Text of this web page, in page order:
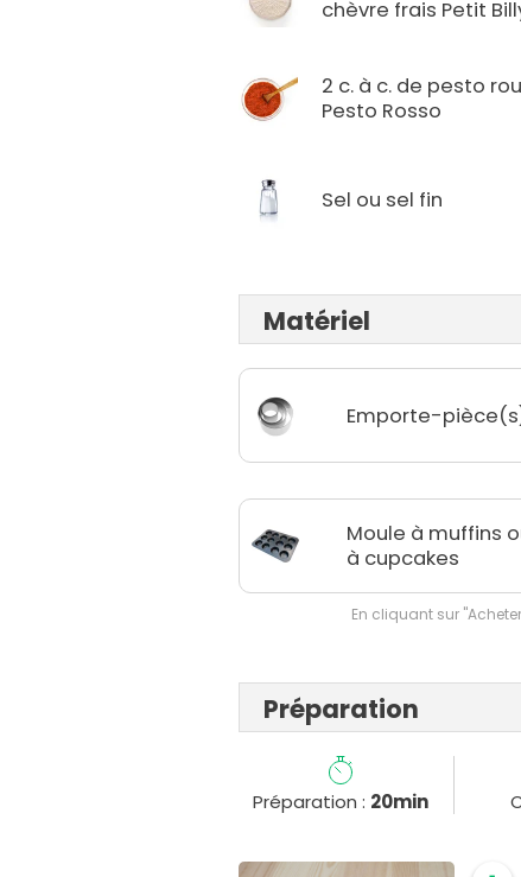
chèvre frais Petit
2 c. à c. de pesto
Pesto Rosso
Sel ou sel fin
Matériel
Emporte-
Moule à muffins
à cupcakes
En cliquant sur
Préparation
Préparation : 20min